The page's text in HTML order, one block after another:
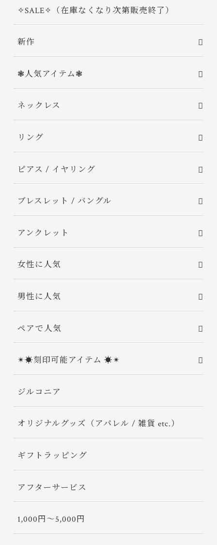
✧SALE✧（在庫なくなり次第販売終了）
新作
❃人気アイテム❃
ネックレス
リング
ピアス / イヤリング
ブレスレット / バングル
アンクレット
女性に人気
男性に人気
ペアで人気
✴︎☀︎刻印可能アイテム ☀︎✴︎
ジルコニア
オリジナルグッズ（アパレル / 雑貨 etc.）
ギフトラッピング
アフターサービス
1,000円〜5,000円